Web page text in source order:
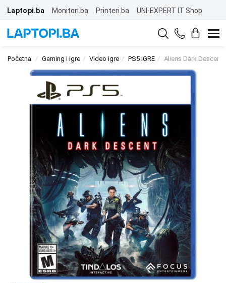
Laptopi.ba Monitori.ba Printeri.ba UNI-EXPERT IT Shop
Početna Gaming i igre Video igre PS5 IGRE Aliens Dark Descent